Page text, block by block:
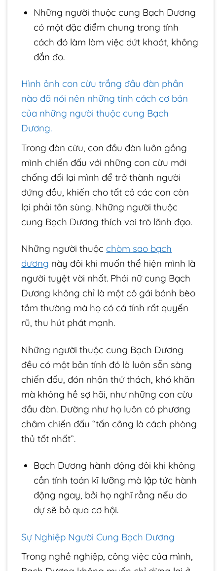
Những người thuộc cung Bạch Dương
có một đặc điểm chung trong tính
cách đó làm làm việc dứt khoát, không
đắn đo.
Hình ảnh con cừu trắng đầu đàn phần
nào đã nói nên những tính cách cơ bản
của những người thuộc cung Bạch
Dương.
Trong đàn cừu, con đầu đàn luôn gồng
mình chiến đấu với những con cừu mới
chống đối lại mình để trở thành người
đứng đầu, khiến cho tất cả các con còn
lại phải tôn sùng. Những người thuộc
cung Bạch Dương thích vai trò lãnh đạo.
Những người thuộc chòm sao bạch
dương này đôi khi muốn thể hiện mình là
người tuyệt vời nhất. Phái nữ cung Bạch
Dương không chỉ là một cô gái bánh bèo
tầm thường mà họ có cá tính rất quyến
rũ, thu hút phát mạnh.
Những người thuộc cung Bạch Dương
đều có một bản tính đó là luôn sẵn sàng
chiến đấu, đón nhận thử thách, khó khăn
mà không hề sợ hãi, như những con cừu
đầu đàn. Dường như họ luôn có phương
châm chiến đấu “tấn công là cách phòng
thủ tốt nhất”.
Bạch Dương hành động đôi khi không
cần tính toán kĩ lưỡng mà lập tức hành
động ngay, bởi họ nghĩ rằng nếu do
dự sẽ bỏ qua cơ hội.
Sự Nghiệp Người Cung Bạch Dương
Trong nghề nghiệp, công việc của mình,